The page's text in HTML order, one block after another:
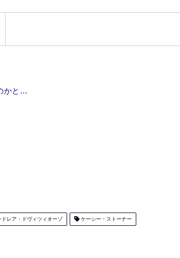
かと…
レア・ドヴィツィオーゾ ケーシー・ストーナー